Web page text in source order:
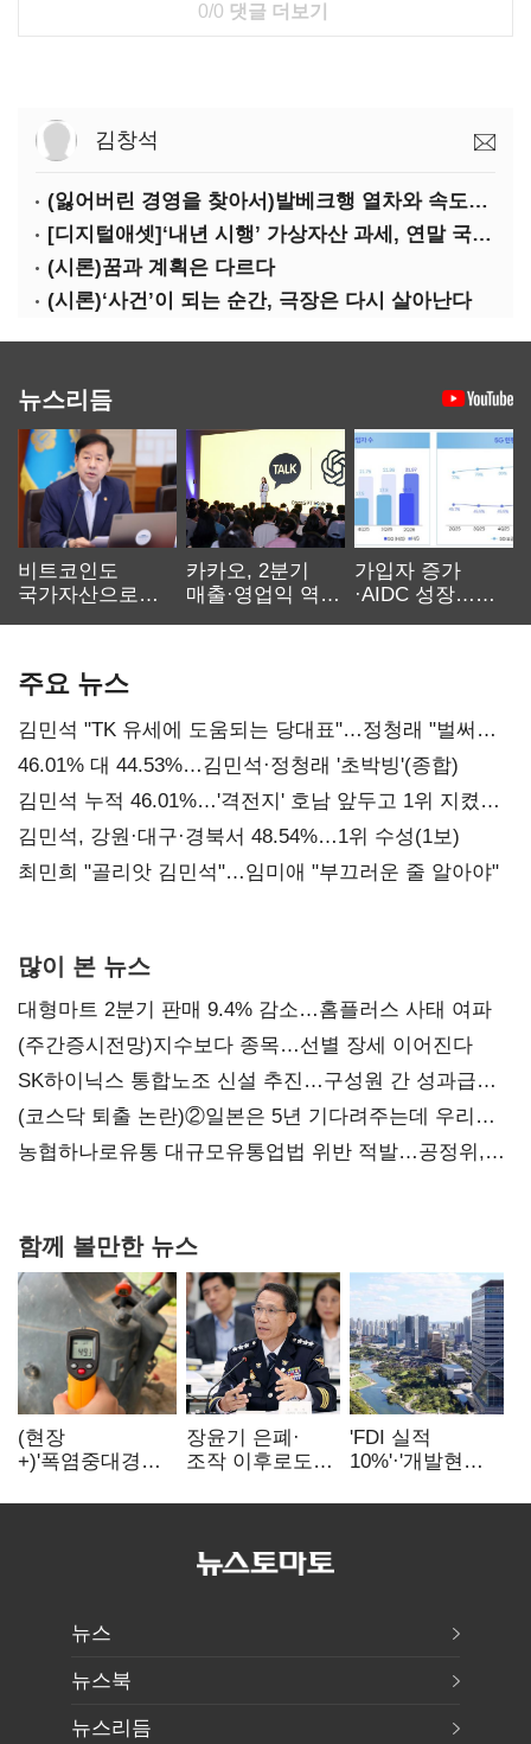
0/0 댓글 더보기
김창석
(잃어버린 경영을 찾아서)발베크행 열차와 속도의 환상: 디지털 전환과 물류 혁신의 포용적 노동 전략
[디지털애셋]‘내년 시행’ 가상자산 과세, 연말 국회 문턱 넘을까
(시론)꿈과 계획은 다르다
(시론)‘사건’이 되는 순간, 극장은 다시 살아난다
뉴스리듬
비트코인도
국가자산으로…'
카카오, 2분기
매출·영업익 역대
가입자 증가
·AIDC 성장…
주요 뉴스
김민석 "TK 유세에 도움되는 당대표"…정청래 "벌써
대표된 양 당직 배분"
46.01% 대 44.53%…김민석·정청래 '초박빙'(종합)
김민석 누적 46.01%…'격전지' 호남 앞두고 1위 지켰다
(2보)
김민석, 강원·대구·경북서 48.54%…1위 수성(1보)
최민희 "골리앗 김민석"…임미애 "부끄러운 줄 알아야"
많이 본 뉴스
대형마트 2분기 판매 9.4% 감소…홈플러스 사태 여파
(주간증시전망)지수보다 종목…선별 장세 이어진다
SK하이닉스 통합노조 신설 추진…구성원 간 성과급
불만 확산
(코스닥 퇴출 논란)②일본은 5년 기다려주는데 우리는
당장 퇴출?…시간만으론 부족한 코스닥 구하기
농협하나로유통 대규모유통업법 위반 적발…공정위,
함께 볼만한 뉴스
(현장
+)'폭염중대경보'
이주노동자는
장윤기 은폐·
조작 이후로도
내부비위…경찰
'FDI 실적
10%'·'개발현안
인천경제청장
뉴스
뉴스북
뉴스리듬